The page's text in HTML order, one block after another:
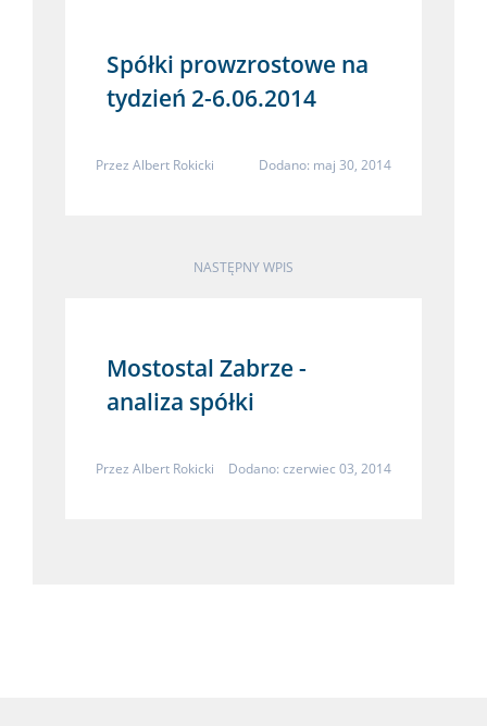
Spółki prowzrostowe na
tydzień 2-6.06.2014
Przez Albert Rokicki Dodano: maj 30, 2014
NASTĘPNY WPIS
Mostostal Zabrze -
analiza spółki
Przez Albert Rokicki Dodano: czerwiec 03, 2014